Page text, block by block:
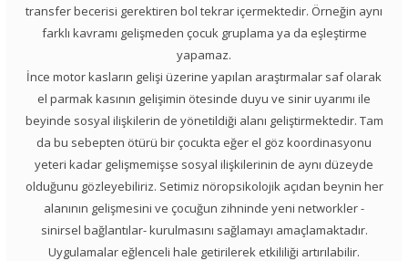
transfer becerisi gerektiren bol tekrar içermektedir. Örneğin aynı
farklı kavramı gelişmeden çocuk gruplama ya da eşleştirme
yapamaz.
İnce motor kasların gelişi üzerine yapılan araştırmalar saf olarak
el parmak kasının gelişimin ötesinde duyu ve sinir uyarımı ile
beyinde sosyal ilişkilerin de yönetildiği alanı geliştirmektedir. Tam
da bu sebepten ötürü bir çocukta eğer el göz koordinasyonu
yeteri kadar gelişmemişse sosyal ilişkilerinin de aynı düzeyde
olduğunu gözleyebiliriz. Setimiz nöropsikolojik açıdan beynin her
alanının gelişmesini ve çocuğun zihninde yeni networkler -
sinirsel bağlantılar- kurulmasını sağlamayı amaçlamaktadır.
Uygulamalar eğlenceli hale getirilerek etkililiği artırılabilir.